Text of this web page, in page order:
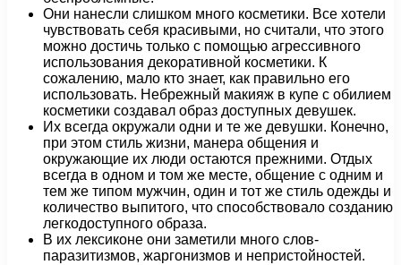
Они нанесли слишком много косметики. Все хотели
чувствовать себя красивыми, но считали, что этого
можно достичь только с помощью агрессивного
использования декоративной косметики. К
сожалению, мало кто знает, как правильно его
использовать. Небрежный макияж в купе с обилием
косметики создавал образ доступных девушек.
Их всегда окружали одни и те же девушки. Конечно,
при этом стиль жизни, манера общения и
окружающие их люди остаются прежними. Отдых
всегда в одном и том же месте, общение с одним и
тем же типом мужчин, один и тот же стиль одежды и
количество выпитого, что способствовало созданию
легкодоступного образа.
В их лексиконе они заметили много слов-
паразитизмов, жаргонизмов и непристойностей.